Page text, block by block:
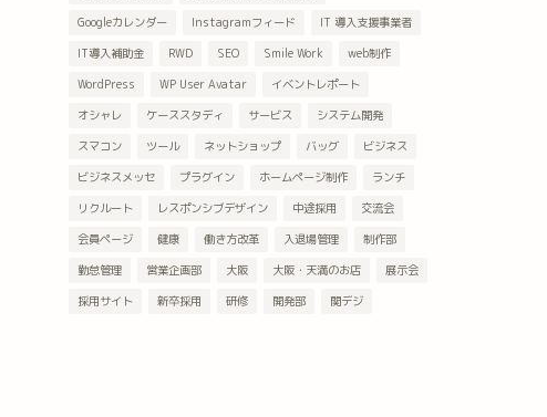
Googleカレンダー
Instagramフィード
IT 導入支援事業者
IT導入補助金
RWD SEO Smile Work
web制作
WordPress
WP User Avatar
イベントレポート
オシャレ
ケーススタディ サービス
システム開発
スマコン
ツール ネットショップ バッグ
ビジネス
ビジネスメッセ
プラグイン ホームページ制作
ランチ
リクルート
レスポンシブデザイン 中途採用
交流会
会員ページ
健康 働き方改革 入退場管理
制作部
勤怠管理
営業企画部 大阪 大阪・天満のお店
展示会
採用サイト
新卒採用 研修 開発部 関デジ